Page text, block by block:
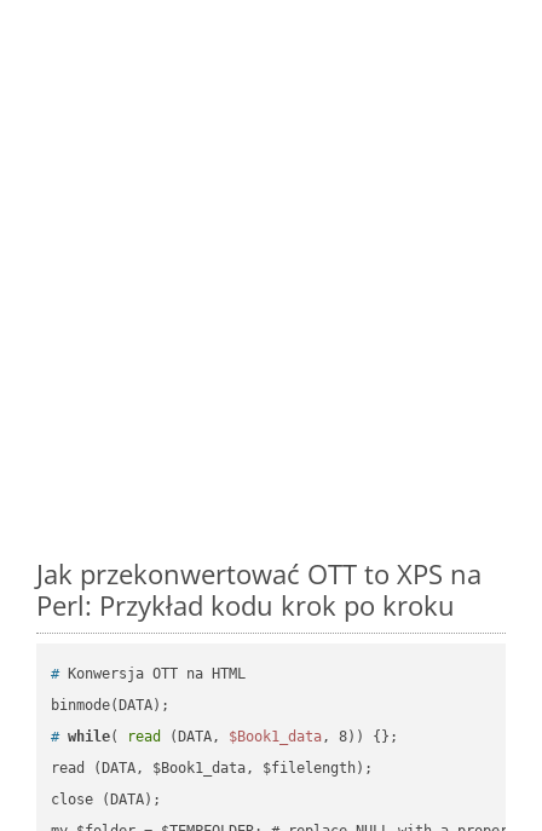
Jak przekonwertować OTT to XPS na
Perl: Przykład kodu krok po kroku
# Konwersja OTT na HTML
# while( read (DATA, $Book1_data, 8)) {};
read (DATA, $Book1_data, $filelength);
close (DATA);